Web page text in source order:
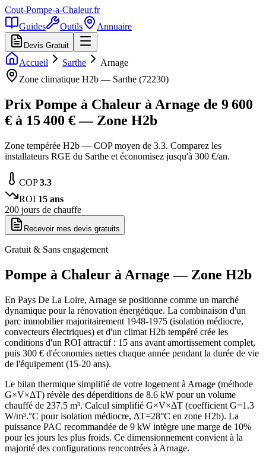
Cout-Pompe-a-Chaleur.fr
Guides
Outils Annuaire
Devis Gratuit
Accueil Sarthe
Arnage
Zone climatique H2b — Sarthe (72230)
Prix Pompe à Chaleur à Arnage de 9 600
€ à 15 400 € — Zone H2b
Zone tempérée H2b — COP moyen de 3.3. Comparez les
installateurs RGE du Sarthe et économisez jusqu'à 300 €/an.
COP3.3
ROI 15 ans
200 jours de chauffe
Recevoir mes devis gratuits
Gratuit & Sans engagement
Pompe à Chaleur à Arnage — Zone H2b
En Pays De La Loire, Arnage se positionne comme un marché
dynamique pour la rénovation énergétique. La combinaison d'un
parc immobilier majoritairement 1948-1975 (isolation médiocre,
convecteurs électriques) et d'un climat H2b tempéré crée les
conditions d'un ROI attractif : 15 ans avant amortissement complet,
puis 300 € d'économies nettes chaque année pendant la durée de vie
de l'équipement (15-20 ans).
Le bilan thermique simplifié de votre logement à Arnage (méthode
G×V×ΔT) révèle des déperditions de 8.6 kW pour un volume
chauffé de 237.5 m³. Calcul simplifié G×V×ΔT (coefficient G=1.3
W/m³.°C pour isolation médiocre, ΔT=28°C en zone H2b). La
puissance PAC recommandée de 9 kW intègre une marge de 10%
pour les jours les plus froids. Ce dimensionnement convient à la
majorité des configurations rencontrées à Arnage.